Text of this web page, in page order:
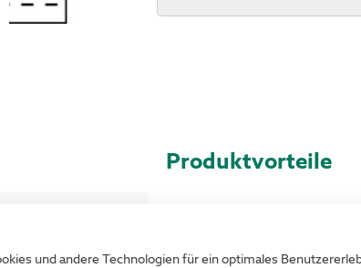
und andere Technologien für ein optimales
Produktvorteile